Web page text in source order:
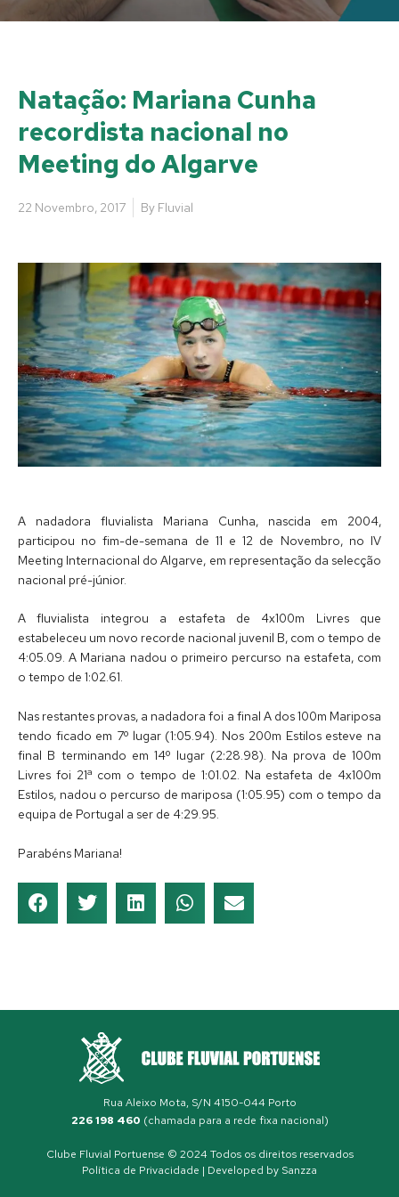
Natação: Mariana Cunha
recordista nacional no
Meeting do Algarve
22 Novembro, 2017 By Fluvial
A nadadora fluvialista Mariana Cunha, nascida em 2004,
participou no fim-de-semana de 11 e 12 de Novembro, no IV
Meeting Internacional do Algarve, em representação da selecção
nacional pré-júnior.
A fluvialista integrou a estafeta de 4x100m Livres que
estabeleceu um novo recorde nacional juvenil B, com o tempo de
4:05.09. A Mariana nadou o primeiro percurso na estafeta, com
o tempo de 1:02.61.
Nas restantes provas, a nadadora foi a final A dos 100m Mariposa
tendo ficado em 7º lugar (1:05.94). Nos 200m Estilos esteve na
final B terminando em 14º lugar (2:28.98). Na prova de 100m
Livres foi 21ª com o tempo de 1:01.02. Na estafeta de 4x100m
Estilos, nadou o percurso de mariposa (1:05.95) com o tempo da
equipa de Portugal a ser de 4:29.95.
Parabéns Mariana!
Rua Aleixo Mota, S/N 4150-044 Porto
226 198 460 (chamada para a rede fixa nacional)
Clube Fluvial Portuense © 2024 Todos os direitos reservados
Política de Privacidade | Developed by Sanzza